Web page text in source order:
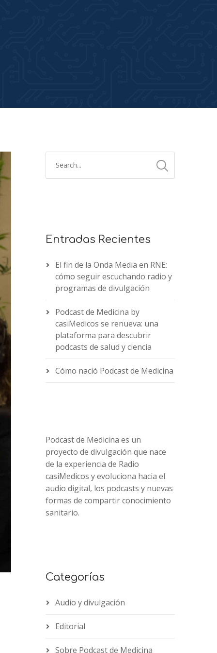
Entradas Recientes
El fin de la Onda Media en RNE:
cómo seguir escuchando radio y
programas de divulgación
Podcast de Medicina by
casiMedicos se renueva: una
plataforma para descubrir
podcasts de salud y ciencia
Cómo nació Podcast de Medicina
Podcast de Medicina es un
proyecto de divulgación que nace
de la experiencia de Radio
casiMedicos y evoluciona hacia el
audio digital, los podcasts y nuevas
formas de compartir conocimiento
sanitario.
Categorías
Audio y divulgación
Editorial
Sobre Podcast de Medicina